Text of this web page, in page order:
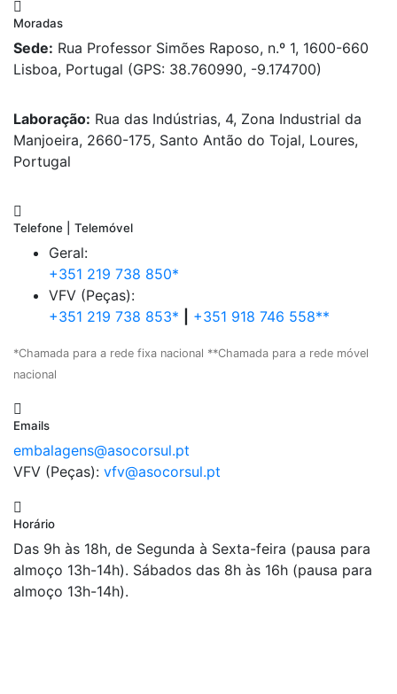
Moradas
Sede: Rua Professor Simões Raposo, n.º 1, 1600-660
Lisboa, Portugal (GPS: 38.760990, -9.174700)
Laboração: Rua das Indústrias, 4, Zona Industrial da
Manjoeira, 2660-175, Santo Antão do Tojal, Loures,
Portugal
Telefone | Telemóvel
Geral:
+351 219 738 850*
VFV (Peças):
+351 219 738 853*
+351 918 746 558**
*Chamada para a rede fixa nacional **Chamada para a rede móvel
nacional
Emails
embalagens@asocorsul.pt
VFV (Peças): vfv@asocorsul.pt
Horário
Das 9h às 18h, de Segunda à Sexta-feira (pausa para
almoço 13h-14h). Sábados das 8h às 16h (pausa para
almoço 13h-14h).